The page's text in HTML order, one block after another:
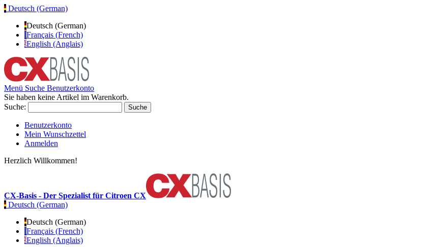
Deutsch (German)
Deutsch (German)
Français (French)
English (Anglais)
Menü Suche Benutzerkonto
Sie haben keine Artikel im Warenkorb.
Suche:
Suche
Benutzerkonto
Mein Wunschzettel
Anmelden
Herzlich Willkommen!
CX-Basis - Der Spezialist für Citroen CX
Deutsch (German)
Deutsch (German)
Français (French)
English (Anglais)